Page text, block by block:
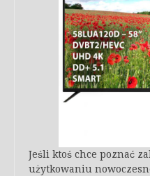
Jeśli ktoś chce poznać
użytkowaniu